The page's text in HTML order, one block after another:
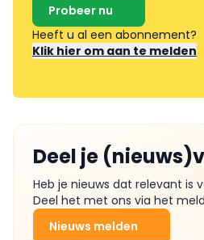
Probeer nu
Heeft u al een abonnement?
Klik hier om aan te melden
Deel je
Heb je nieuws dat relevant is
Deel het met ons via het
Nieuws melden